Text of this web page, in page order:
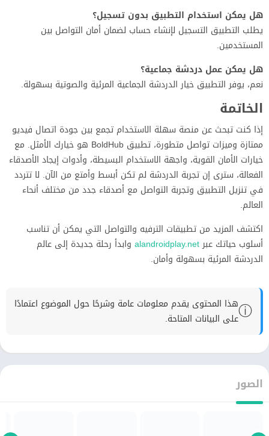
هل يمكن استخدام التطبيق بدون تسجيل؟
يطلب التطبيق التسجيل لإنشاء حساب لضمان أمان التواصل بين
المستخدمين.
هل يمكن عمل دردشة جماعية؟
نعم، يوفر التطبيق خيار الدردشة الجماعية المرئية والصوتية بسهولة.
الخاتمة
إذا كنت تبحث عن منصة سهلة الاستخدام تجمع بين جودة اتصال فيديو
ممتازة وميزات تواصل متطورة، تطبيق BoldHub هو خيارك الأمثل. مع
خيارات الأمان القوية، واجهة الاستخدام البسيطة، وأدوات إيجاد الأصدقاء
الفعالة، سترى إن تجربة الدردشة لم تكن أبسط وأمتع من الآن. لا تتردد
في تنزيل التطبيق وتجربة التواصل مع أصدقاء جدد من مختلف أنحاء
العالم.
اكتشف المزيد من تطبيقات الترفيه والتواصل التي يمكن أن تناسب
أسلوب حياتك عبرalandroidplay.net وابدأ رحلة جديدة إلى عالم
الدردشة المرئية بسهولة وأمان.
ⓘهذا المحتوى يقدم معلومات عامة وشرحًا حول الموضوع اعتمادًا
على البيانات المتاحة.
الصور